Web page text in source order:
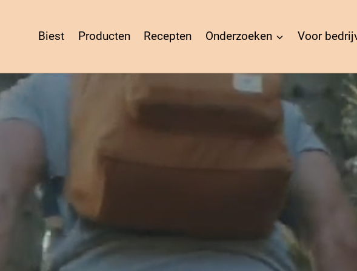
Biest Producten Recepten Onderzoeken Voor